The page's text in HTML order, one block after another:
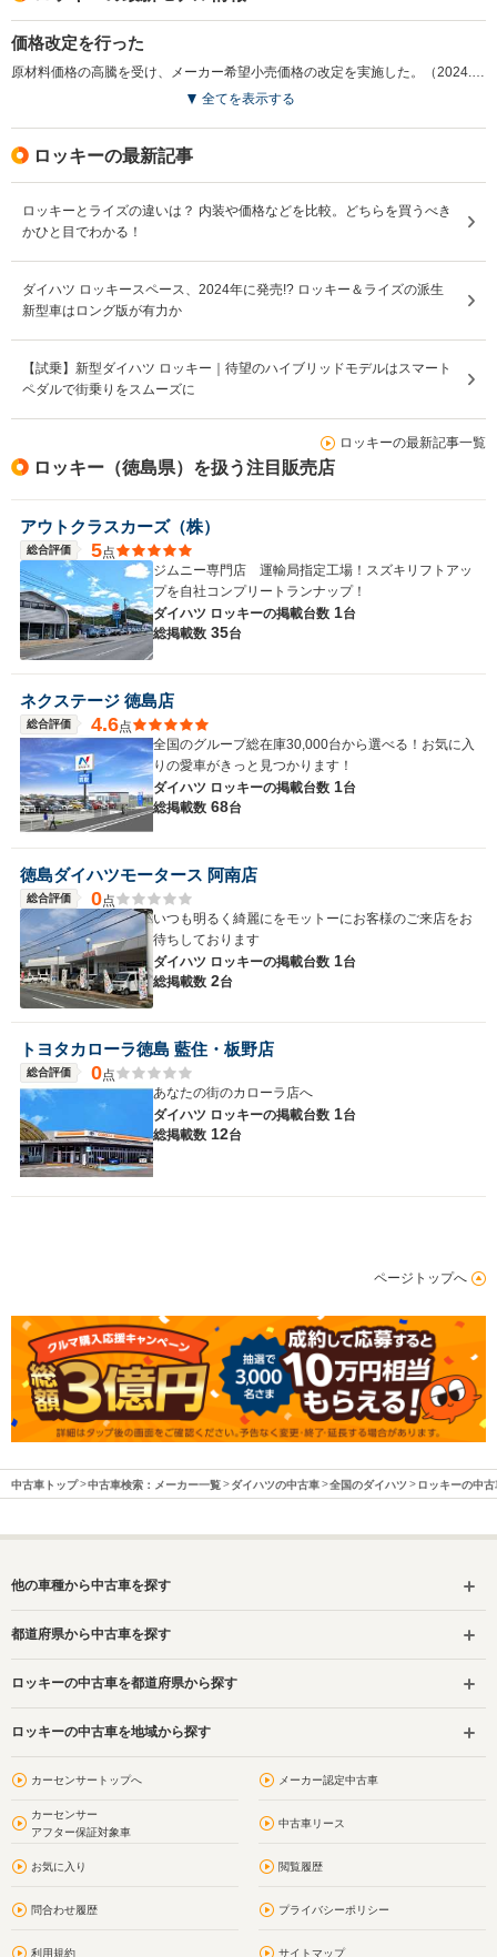
価格改定を行った
原材料価格の高騰を受け、メーカー希望小売価格の改定を実施した。（2024.11）
全てを表示する
ロッキーの最新記事
ロッキーとライズの違いは？ 内装や価格などを比較。どちらを買うべき
かひと目でわかる！
ダイハツ ロッキースペース、2024年に発売!? ロッキー＆ライズの派生
新型車はロング版が有力か
【試乗】新型ダイハツ ロッキー｜待望のハイブリッドモデルはスマート
ペダルで街乗りをスムーズに
ロッキーの最新記事一覧
ロッキー（徳島県）を扱う注目販売店
アウトクラスカーズ（株）
総合評価 5点
ジムニー専門店 運輸局指定工場！スズキリフトアッ
プを自社コンプリートランナップ！
ダイハツ ロッキーの掲載台数 1台
総掲載数 35台
ネクステージ 徳島店
総合評価 4.6点
全国のグループ総在庫30,000台から選べる！お気に入
りの愛車がきっと見つかります！
ダイハツ ロッキーの掲載台数 1台
総掲載数 68台
徳島ダイハツモータース 阿南店
総合評価 0点
いつも明るく綺麗にをモットーにお客様のご来店をお
待ちしております
ダイハツ ロッキーの掲載台数 1台
総掲載数 2台
トヨタカローラ徳島 藍住・板野店
総合評価 0点
あなたの街のカローラ店へ
ダイハツ ロッキーの掲載台数 1台
総掲載数 12台
ページトップへ
中古車トップ 中古車検索：メーカー一覧 ダイハツの中古車 全国のダイハツ ロッキーの中古
他の車種から中古車を探す
都道府県から中古車を探す
ロッキーの中古車を都道府県から探す
ロッキーの中古車を地域から探す
カーセンサートップへ メーカー認定中古車
カーセンサー
アフター保証対象車
中古車リース
お気に入り 閲覧履歴
問合わせ履歴 プライバシーポリシー
利用規約 サイトマップ